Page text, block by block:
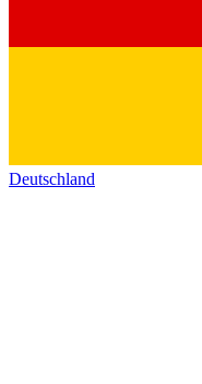
Deutschland